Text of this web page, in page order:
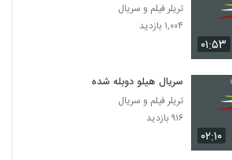
۰۱:۵۳
تریلر فیلم و سریال
۱,۰۰۴ بازدید
۰۲:۱۰
سریال هیلو دوبله شده
تریلر فیلم و سریال
۹۱۶ بازدید